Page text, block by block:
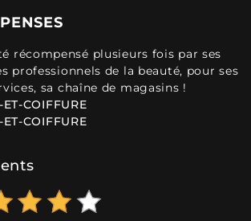
récompensé plusieurs fois par ses
professionnels de la beauté, pour ses
sa chaîne de magasins !